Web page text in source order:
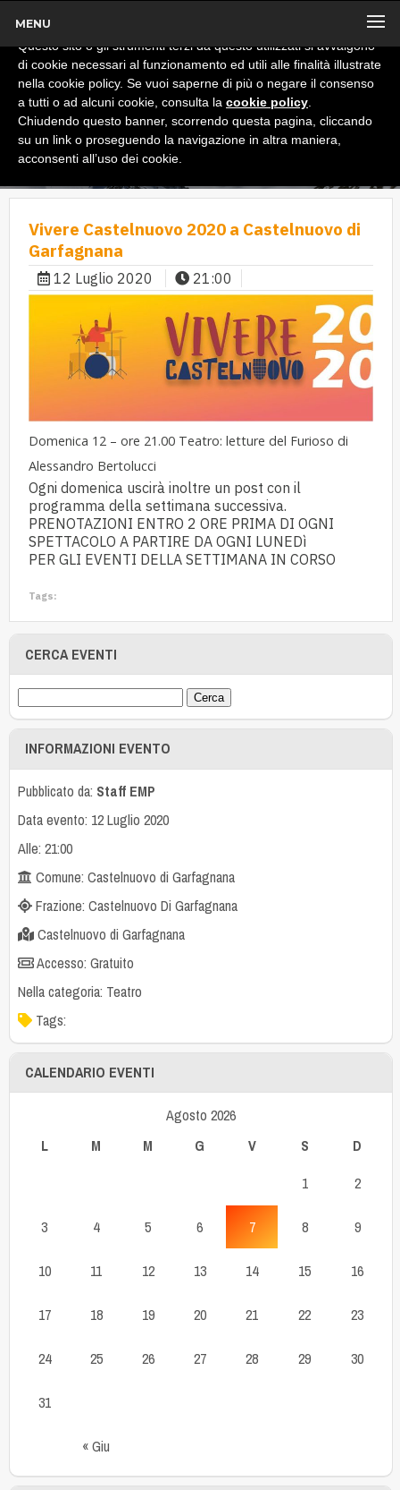
MENU
Vivere Castelnuovo 2020 a Castelnuovo di
Garfagnana
12 Luglio 2020 21:00
Domenica 12 – ore 21.00 Teatro: letture del Furioso di
Alessandro Bertolucci
Ogni domenica uscirà inoltre un post con il
programma della settimana successiva.
PRENOTAZIONI ENTRO 2 ORE PRIMA DI OGNI
SPETTACOLO A PARTIRE DA OGNI LUNEDì
PER GLI EVENTI DELLA SETTIMANA IN CORSO
Tags:
CERCA EVENTI
INFORMAZIONI EVENTO
Pubblicato da: Staff EMP
Data evento: 12 Luglio 2020
Alle: 21:00
Comune: Castelnuovo di Garfagnana
Frazione: Castelnuovo Di Garfagnana
Castelnuovo di Garfagnana
Accesso: Gratuito
Nella categoria: Teatro
Tags:
CALENDARIO EVENTI
Agosto 2026
L
M M G V S D
« Giu
1 2
3 4 5 6 7 8 9
10 11 12 13 14 15 16
17 18 19 20 21 22 23
24 25 26 27 28 29 30
31
x
Informativa
Questo sito o gli strumenti terzi da questo utilizzati si avvalgono
di cookie necessari al funzionamento ed utili alle finalità illustrate
nella cookie policy. Se vuoi saperne di più o negare il consenso
a tutti o ad alcuni cookie, consulta la cookie policy
Chiudendo questo banner, scorrendo questa pagina, cliccando
su un link o proseguendo la navigazione in altra maniera,
acconsenti all’uso dei cookie.